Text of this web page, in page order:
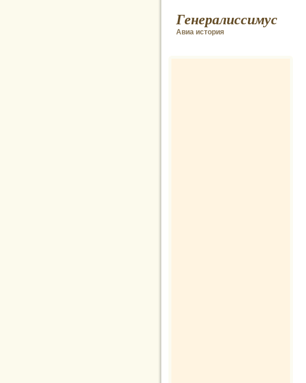
Генералиссимус
Авиа история